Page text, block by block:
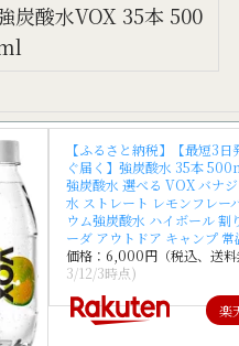
炭酸水VOX 35本 500
【ふるさと納税】【最短3日
ぐ届く】強炭酸水 35本
強炭酸水 選べる VOX バナ
水 ストレート レモンフレー
ウム強炭酸水 ハイボール 割
ーダ アウトドア キャンプ 常
価格：6,000円（税込、送
3/12/3時点)
楽